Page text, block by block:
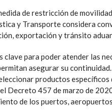
de restricción de
y Transporte considera
exportación y tránsito
para poder atender las
asegurar su continuidad.
productos
Decreto 457 de marzo de
de los puertos,